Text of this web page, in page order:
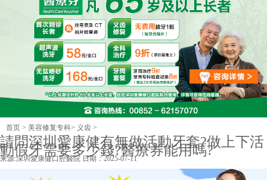
首页 > 美容修复专科> 义齿 >
請問深圳愛康健有無做活動牙套?做上下活
動假牙需要多少錢?醫療券能用嗎?
来源:深圳愛康健口腔醫院 日期：2025-07-11